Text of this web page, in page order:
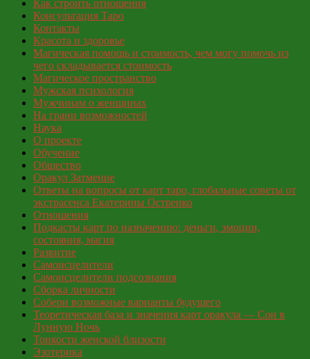
Как строить отношения
Консультация Таро
Контакты
Красота и здоровье
Магическая помощь и стоимость, чем могу помочь из
чего складывается стоимость
Магическое пространство
Мужская психология
Мужчинам о женщинах
На грани возможностей
Наука
О проекте
Обучение
Общество
Оракул Затмение
Ответы на вопросы от карт таро, глобальные советы от
экстрасенса Екатерины Остренко
Отношения
Подкасты карт по назначению: деньги, эмоции,
состояния, магия
Развитие
Самоисцелители
Самоисцелители подсознания
Сборка личности
Собери возможные варианты будущего
Теоретическая база и значения карт оракула — Сон в
Лунную Ночь
Тонкости женской близости
Эзотерика